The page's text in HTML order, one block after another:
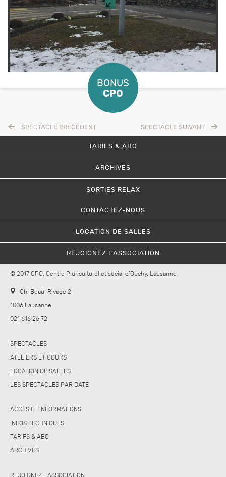
SPECTACLE SUIVANT
SPECTACLE PRÉCÉDENT
TARIFS & ABO
ARCHIVES
SORTIES RELAX
CONTACTEZ-NOUS
LOCATION DE SALLES
REJOIGNEZ L’ASSOCIATION
© 2017 CPO, Centre Pluriculturel et social d’Ouchy, Lausanne
Ch. Beau-Rivage 2
1006 Lausanne
021 616 26 72
SPECTACLES
ATELIERS ET COURS
LOCATION DE SALLES
LES SPECTACLES PAR DATE
ACCÈS ET INFORMATIONS
INFOS TECHNIQUES
TARIFS & ABO
ARCHIVES
REJOIGNEZ L’ASSOCIATION